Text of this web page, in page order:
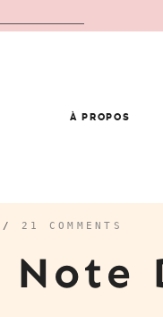
À PROPOS
/ 21 COMMENTS